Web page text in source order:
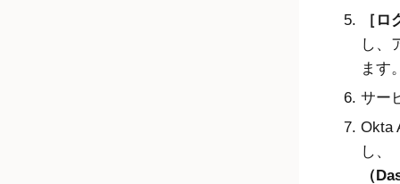
ロ
し、
ます
サー
Okta
し、
（